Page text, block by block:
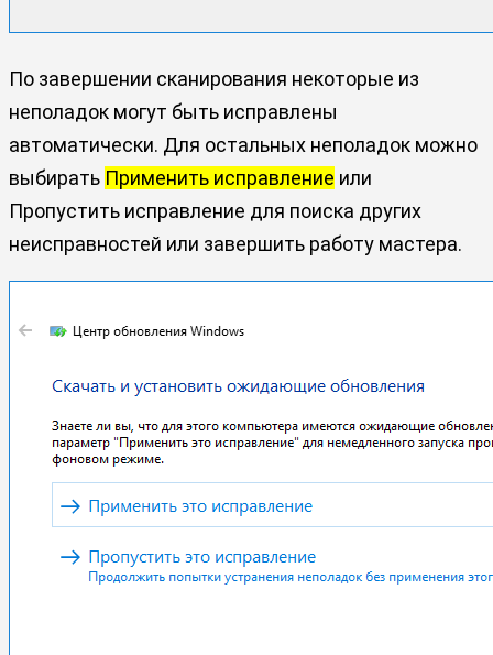
По завершении сканирования некоторые из
неполадок могут быть исправлены
автоматически. Для остальных неполадок можно
выбирать Применить исправление или
Пропустить исправление для поиска других
неисправностей или завершить работу мастера.